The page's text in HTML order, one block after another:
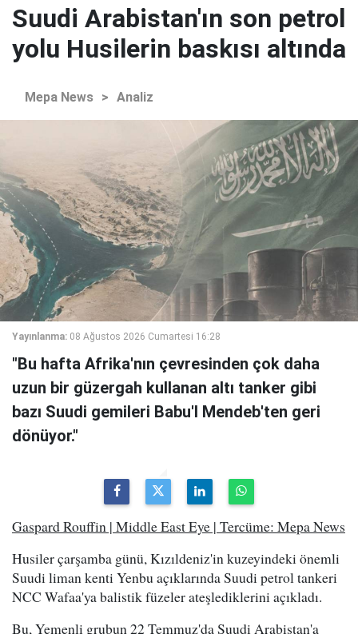
Suudi Arabistan'ın son petrol
yolu Husilerin baskısı altında
Mepa News > Analiz
Yayınlanma: 08 Ağustos 2026 Cumartesi 16:28
"Bu hafta Afrika'nın çevresinden çok daha
uzun bir güzergah kullanan altı tanker gibi
bazı Suudi gemileri Babu'l Mendeb'ten geri
dönüyor."
Gaspard Rouffin | Middle East Eye | Tercüme: Mepa News
Husiler çarşamba günü, Kızıldeniz'in kuzeyindeki önemli
Suudi liman kenti Yenbu açıklarında Suudi petrol tankeri
NCC Wafaa'ya balistik füzeler ateşlediklerini açıkladı.
Bu, Yemenli grubun 22 Temmuz'da Suudi Arabistan'a